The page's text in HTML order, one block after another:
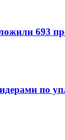
693
по